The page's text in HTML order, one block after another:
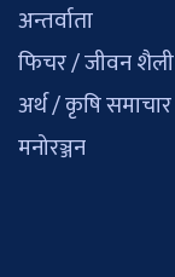
अन्तर्वाता
फिचर / जीवन शैली
अर्थ / कृषि समाचार
मनोरञ्जन